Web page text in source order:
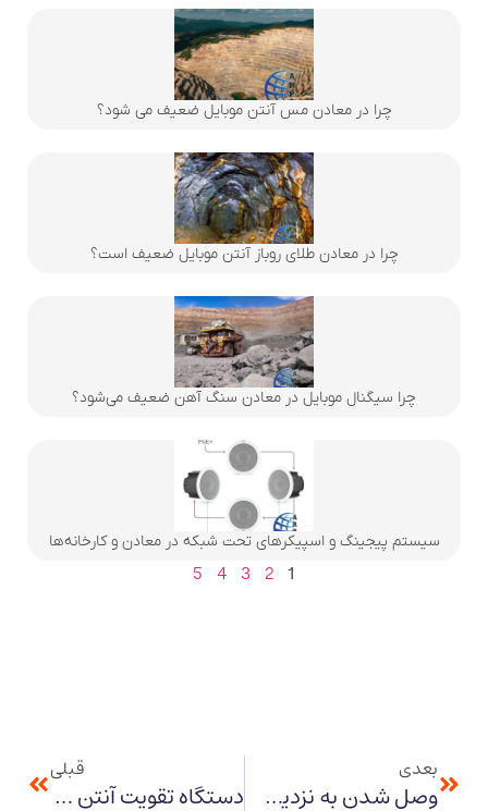
چرا در معادن مس آنتن موبایل ضعیف می شود؟
چرا در معادن طلای روباز آنتن موبایل ضعیف است؟
چرا سیگنال موبایل در معادن سنگ آهن ضعیف می‌شود؟
سیستم پیجینگ و اسپیکرهای تحت شبکه در معادن و کارخانه‌ها
1
2
3
4
5
بعدی
وصل شدن به نزدیک ترین دکل مخابراتی
قبلی
دستگاه تقویت آنتن موبایل دیجی کالا